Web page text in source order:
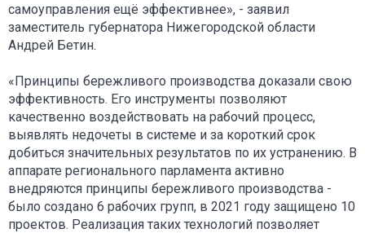
самоуправления ещё эффективнее», - заявил
заместитель губернатора Нижегородской области
Андрей Бетин.
«Принципы бережливого производства доказали свою
эффективность. Его инструменты позволяют
качественно воздействовать на рабочий процесс,
выявлять недочеты в системе и за короткий срок
добиться значительных результатов по их устранению. В
аппарате регионального парламента активно
внедряются принципы бережливого производства -
было создано 6 рабочих групп, в 2021 году защищено 10
проектов. Реализация таких технологий позволяет